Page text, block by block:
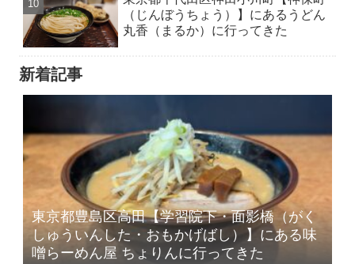
（じんぼうちょう）】にあるうどん
丸香（まるか）に行ってきた
新着記事
東京都豊島区高田【学習院下・面影橋（がく
しゅういんした・おもかげばし）】にある味
噌らーめん屋 ちょりんに行ってきた